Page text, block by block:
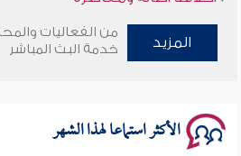
وأمنهم من خوف 9
المزيد
من الفعاليات
خدمة البث المباشر
الأكثر استماعا لهذا الشهر